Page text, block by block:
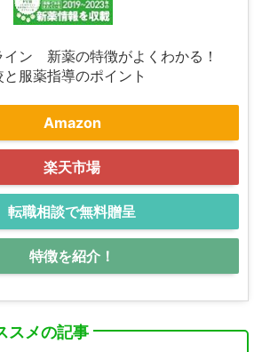
イン 新薬の特徴がよくわかる！
服薬指導のポイント
Amazon
楽天市場
転職相談で無料贈呈
特徴を紹介！
スメの記事